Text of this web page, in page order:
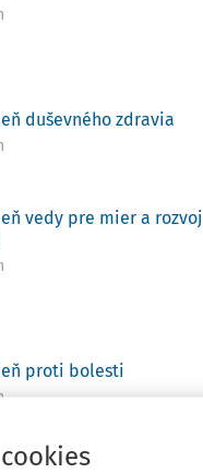
duševného zdravia
vedy pre mier a rozvoj
proti bolesti